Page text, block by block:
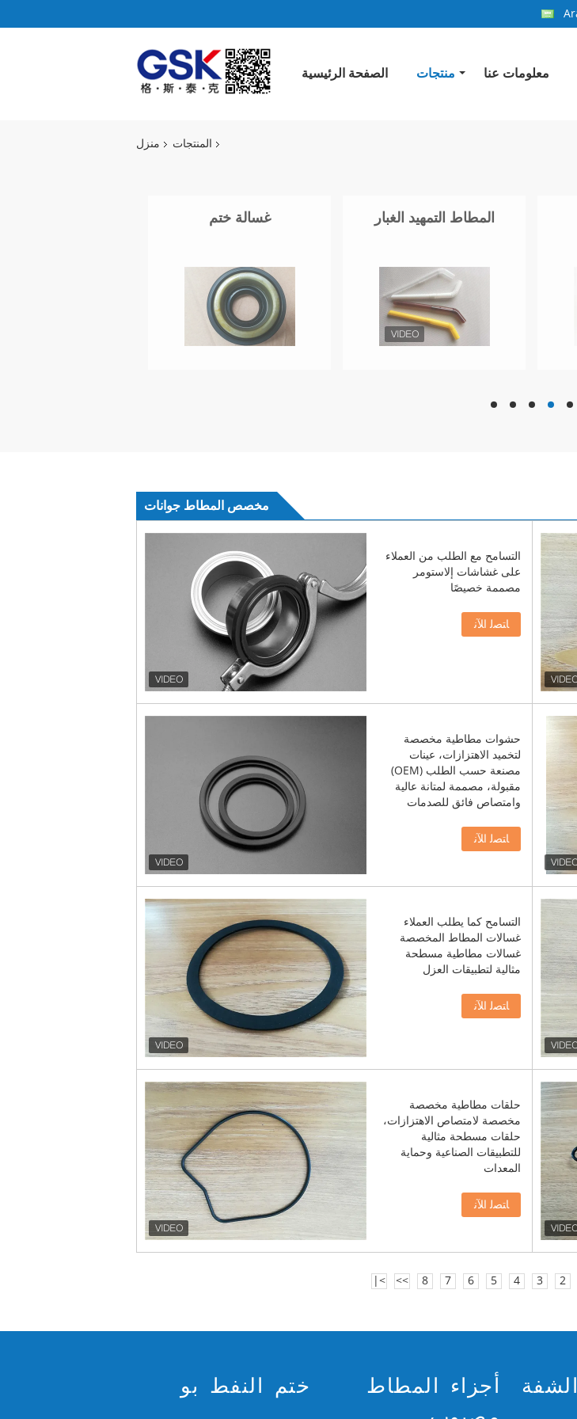
الصفحة الرئيسية منتجات معلومات عنا
منزل المنتجات
المطاط التمهيد الغبار غسالة ختم
hd
hd
hd
hd
hd
مخصص المطاط جوانات
التسامح مع الطلب من العملاء
على غشاشات إلاستومر
مصممة خصيصًا
ﺎﺘﺼﻟ ﺍﻶﻧ
حشوات مطاطية مخصصة
لتخميد الاهتزازات، عينات
مصنعة حسب الطلب (OEM)
مقبولة، مصممة لمتانة عالية
وامتصاص فائق للصدمات
ﺎﺘﺼﻟ ﺍﻶﻧ
التسامح كما يطلب العملاء
غسالات المطاط المخصصة
غسالات مطاطية مسطحة
مثالية لتطبيقات العزل
ﺎﺘﺼﻟ ﺍﻶﻧ
حلقات مطاطية مخصصة
مخصصة لامتصاص الاهتزازات،
حلقات مسطحة مثالية
للتطبيقات الصناعية وحماية
المعدات
ﺎﺘﺼﻟ ﺍﻶﻧ
2
3
4
5
6
7
8
>>
>|
ختم النفط بو
أجزاء المطاط